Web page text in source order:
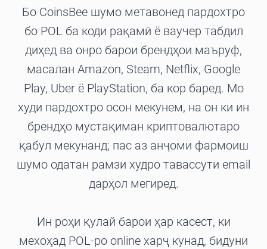
Бо CoinsBee шумо метавонед пардохтро
бо POL ба коди рақамӣ ё ваучер табдил
диҳед ва онро барои брендҳои маъруф,
масалан Amazon, Steam, Netflix, Google
Play, Uber ё PlayStation, ба кор баред. Мо
худи пардохтро осон мекунем, на он ки ин
брендҳо мустақиман криптовалютаро
қабул мекунанд; пас аз анҷоми фармоиш
шумо одатан рамзи худро тавассути email
дарҳол мегиред.
Ин роҳи қулай барои ҳар касест, ки
мехоҳад POL-ро online харҷ кунад, бидуни